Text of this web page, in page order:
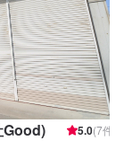
Good) 5.0(7件)